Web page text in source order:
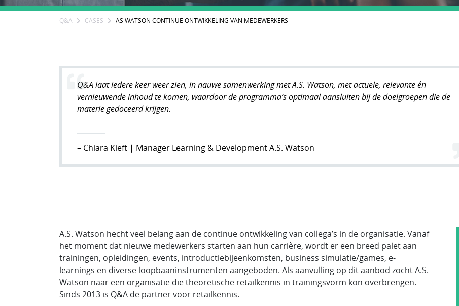
Q&A CASES AS WATSON CONTINUE ONTWIKKELING VAN MEDEWERKERS
Q&A laat iedere keer weer zien, in nauwe samenwerking met A.S. Watson, met actuele, relevante én
vernieuwende inhoud te komen, waardoor de programma’s optimaal aansluiten bij de doelgroepen die de
materie gedoceerd krijgen.
– Chiara Kieft | Manager Learning & Development A.S. Watson
A.S. Watson hecht veel belang aan de continue ontwikkeling van collega’s in de organisatie. Vanaf
het moment dat nieuwe medewerkers starten aan hun carrière, wordt er een breed palet aan
trainingen, opleidingen, events, introductiebijeenkomsten, business simulatie/games, e-
learnings en diverse loopbaaninstrumenten aangeboden. Als aanvulling op dit aanbod zocht A.S.
Watson naar een organisatie die theoretische retailkennis in trainingsvorm kon overbrengen.
Sinds 2013 is Q&A de partner voor retailkennis.